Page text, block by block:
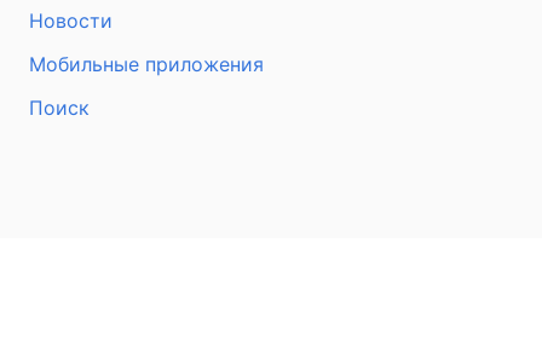
Новости
Мобильные приложения
Поиск